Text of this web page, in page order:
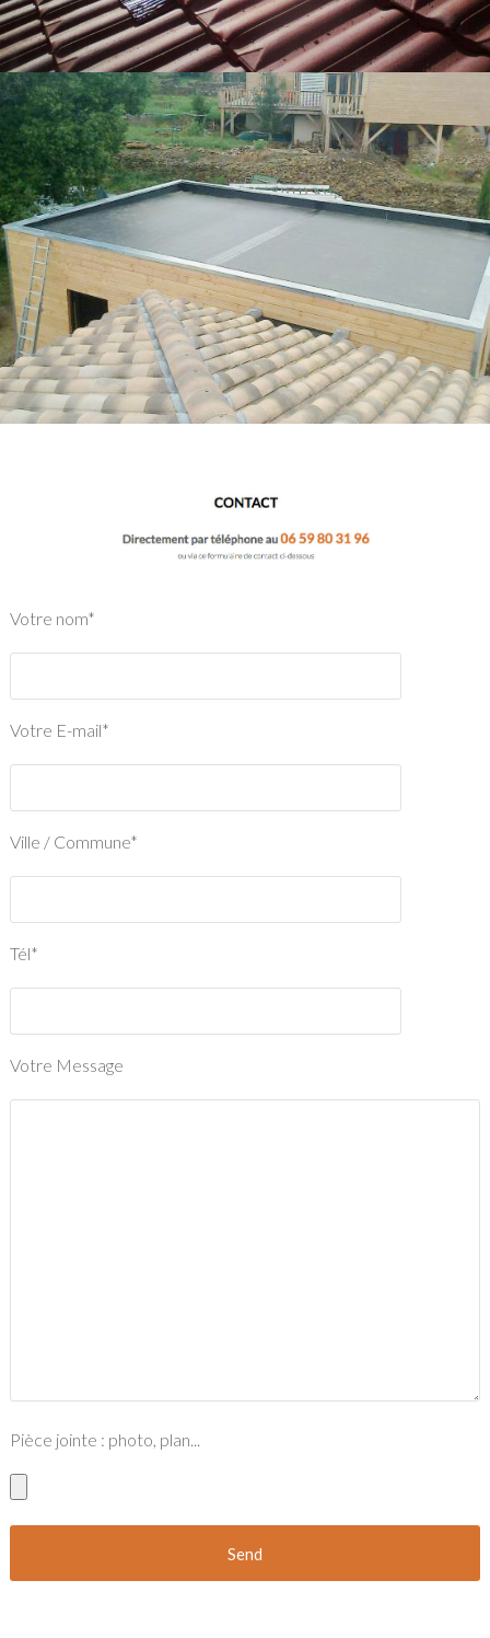
Votre nom*
Votre E-mail*
Ville / Commune*
Tél*
Votre Message
Pièce jointe : photo, plan...